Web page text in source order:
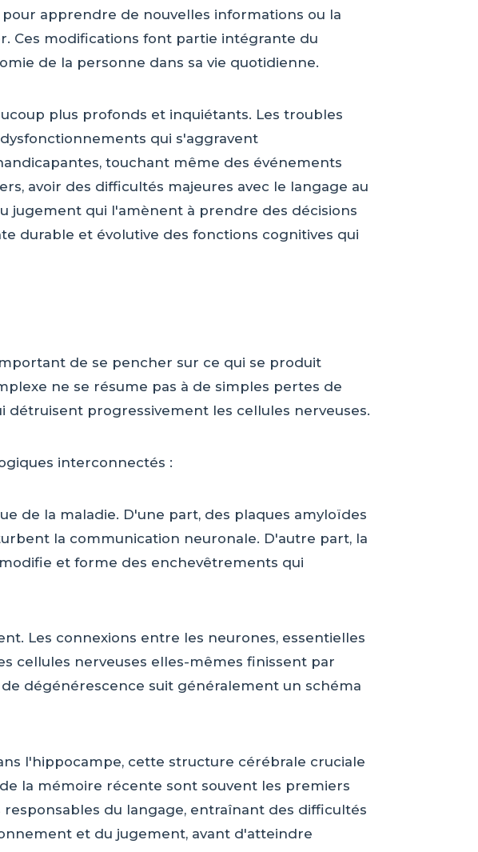
apprendre de nouvelles informations ou la
Ces modifications font partie intégrante du
de la personne dans sa vie quotidienne.
plus profonds et inquiétants. Les troubles
qui s'aggravent
touchant même des événements
avoir des difficultés majeures avec le langage au
jugement qui l'amènent à prendre des décisions
durable et évolutive des fonctions cognitives qui
de se pencher sur ce qui se produit
ne se résume pas à de simples pertes de
progressivement les cellules nerveuses.
interconnectés :
de la maladie. D'une part, des plaques amyloïdes
la communication neuronale. D'autre part, la
et forme des enchevêtrements qui
Les connexions entre les neurones, essentielles
cellules nerveuses elles-mêmes finissent par
dégénérescence suit généralement un schéma
l'hippocampe, cette structure cérébrale cruciale
la mémoire récente sont souvent les premiers
du langage, entraînant des difficultés
et du jugement, avant d'atteindre